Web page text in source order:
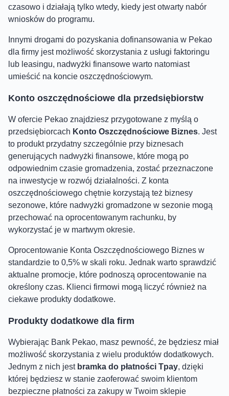
czasowo i działają tylko wtedy, kiedy jest otwarty nabór
wniosków do programu.
Innymi drogami do pozyskania dofinansowania w Pekao
dla firmy jest możliwość skorzystania z usługi faktoringu
lub leasingu, nadwyżki finansowe warto natomiast
umieścić na koncie oszczędnościowym.
Konto oszczędnościowe dla przedsiębiorstw
W ofercie Pekao znajdziesz przygotowane z myślą o
przedsiębiorcach Konto Oszczędnościowe Biznes. Jest
to produkt przydatny szczególnie przy biznesach
generujących nadwyżki finansowe, które mogą po
odpowiednim czasie gromadzenia, zostać przeznaczone
na inwestycje w rozwój działalności. Z konta
oszczędnościowego chętnie korzystają też biznesy
sezonowe, które nadwyżki gromadzone w sezonie mogą
przechować na oprocentowanym rachunku, by
wykorzystać je w martwym okresie.
Oprocentowanie Konta Oszczędnościowego Biznes w
standardzie to 0,5% w skali roku. Jednak warto sprawdzić
aktualne promocje, które podnoszą oprocentowanie na
określony czas. Klienci firmowi mogą liczyć również na
ciekawe produkty dodatkowe.
Produkty dodatkowe dla firm
Wybierając Bank Pekao, masz pewność, że będziesz miał
możliwość skorzystania z wielu produktów dodatkowych.
Jednym z nich jest bramka do płatności Tpay, dzięki
której będziesz w stanie zaoferować swoim klientom
bezpieczne płatności za zakupy w Twoim sklepie